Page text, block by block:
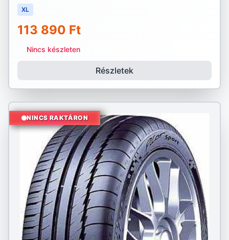
XL
113 890 Ft
Nincs készleten
Részletek
NINCS RAKTÁRON